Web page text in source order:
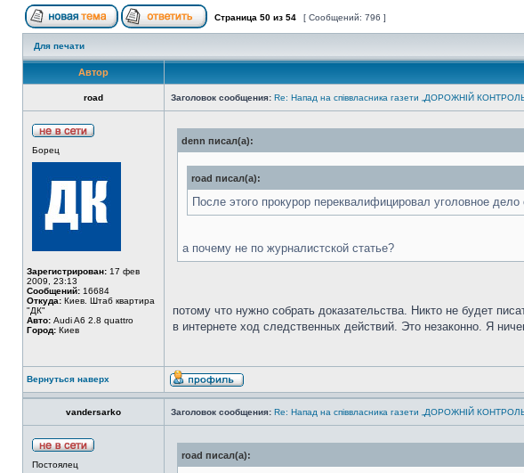
Страница 50 из 54 [ Сообщений: 796 ]
Для печати
Автор
road Заголовок сообщения: Re: Напад на співвласника газети „ДОРОЖНІЙ
Борец
Зарегистрирован: 17 фев
2009, 23:13
Сообщений: 16684
Откуда: Киев. Штаб квартира
"ДК"
Авто: Audi A6 2.8 quattro
Город: Киев
denn писал(а):
road писал(а):
После этого прокурор переквалифицировал уголовное дело
а почему не по журналистской статье?
потому что нужно собрать доказательства. Никто не будет
в интернете ход следственных действий. Это незаконно. Я
Вернуться наверх
vandersarko Заголовок сообщения: Re: Напад на співвласника газети „ДОРОЖНІЙ
Постоялец
road писал(а):